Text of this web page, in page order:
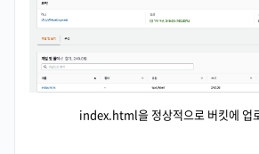
index.html을 정상적으로 버킷에 업